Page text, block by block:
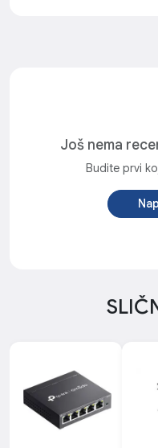
Još nema
Budite prvi